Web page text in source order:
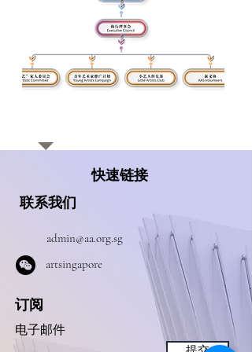
快速链接
联系我们
admin@aa.org.sg
​artsingapore
订阅
电子邮件